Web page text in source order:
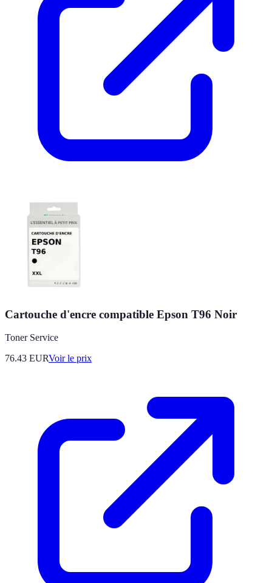
Cartouche d'encre compatible Epson T96 Noir
Toner Service
76.43 EURVoir le prix